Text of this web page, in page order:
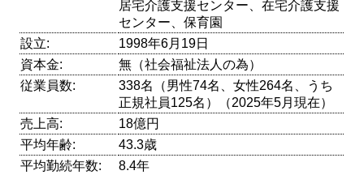
居宅介護支援センター、在宅介護支援
センター、保育園
設立:
1998年6月19日
資本金:
無（社会福祉法人の為）
従業員数:
338名（男性74名、女性264名、うち
正規社員125名）（2025年5月現在）
売上高:
18億円
平均年齢:
43.3歳
平均勤続年数:
8.4年